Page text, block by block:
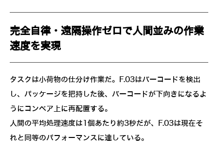
完全自律・遠隔操作ゼロで人間並みの作業
速度を実現
タスクは小荷物の仕分け作業だ。F.03はバーコードを検出
し、パッケージを把持した後、バーコードが下向きになるよ
うにコンベア上に再配置する。
人間の平均処理速度は1個あたり約3秒だが、F.03は現在そ
れと同等のパフォーマンスに達している。